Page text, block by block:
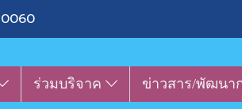
ร่วมบริจาค ข่าวสาร/พัฒนา